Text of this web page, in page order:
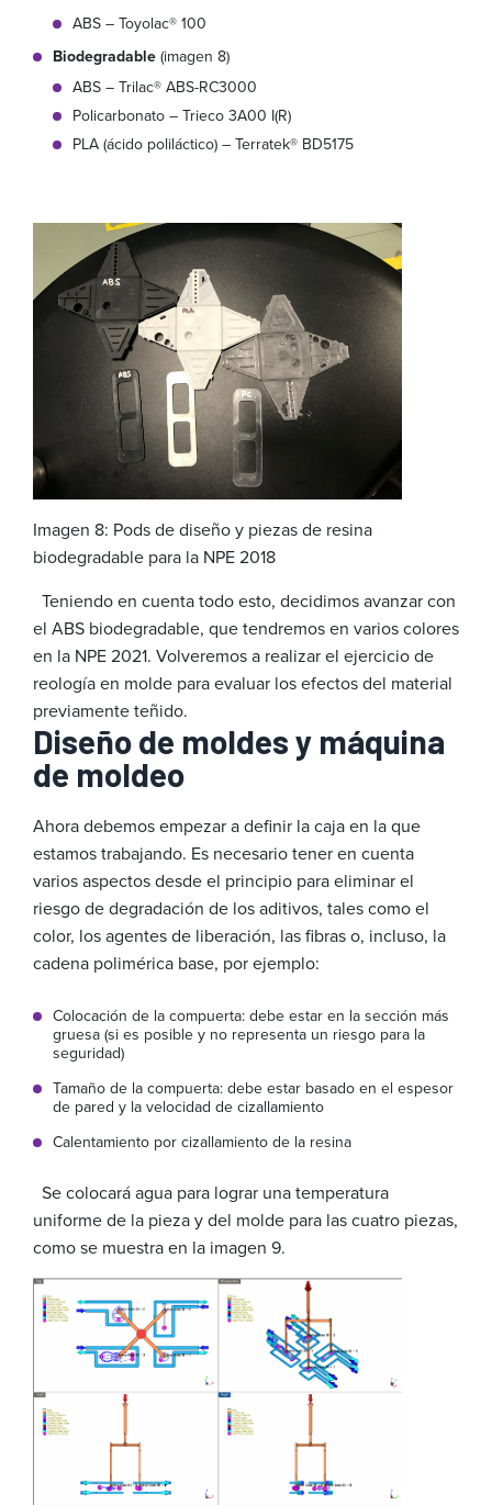
ABS – Toyolac® 100
Biodegradable(imagen 8)
ABS – Trilac® ABS-RC3000
Policarbonato – Trieco 3A00 I(R)
PLA (ácido poliláctico) – Terratek® BD5175
Imagen 8: Pods de diseño y piezas de resina
biodegradable para la NPE 2018
Teniendo en cuenta todo esto, decidimos avanzar con
el ABS biodegradable, que tendremos en varios colores
en la NPE 2021. Volveremos a realizar el ejercicio de
reología en molde para evaluar los efectos del material
previamente teñido.
Diseño de moldes y máquina
de moldeo
Ahora debemos empezar a definir la caja en la que
estamos trabajando. Es necesario tener en cuenta
varios aspectos desde el principio para eliminar el
riesgo de degradación de los aditivos, tales como el
color, los agentes de liberación, las fibras o, incluso, la
cadena polimérica base, por ejemplo:
Colocación de la compuerta: debe estar en la sección más
gruesa (si es posible y no representa un riesgo para la
seguridad)
Tamaño de la compuerta: debe estar basado en el espesor
de pared y la velocidad de cizallamiento
Calentamiento por cizallamiento de la resina
Se colocará agua para lograr una temperatura
uniforme de la pieza y del molde para las cuatro piezas,
como se muestra en la imagen 9.